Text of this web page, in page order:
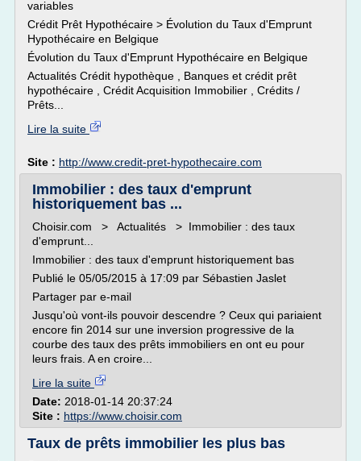
variables
Crédit Prêt Hypothécaire > Évolution du Taux d'Emprunt
Hypothécaire en Belgique
Évolution du Taux d'Emprunt Hypothécaire en Belgique
Actualités Crédit hypothèque , Banques et crédit prêt
hypothécaire , Crédit Acquisition Immobilier , Crédits /
Prêts...
Lire la suite
Site : http://www.credit-pret-hypothecaire.com
Immobilier : des taux d'emprunt
historiquement bas ...
Choisir.com > Actualités > Immobilier : des taux
d'emprunt...
Immobilier : des taux d'emprunt historiquement bas
Publié le 05/05/2015 à 17:09 par Sébastien Jaslet
Partager par e-mail
Jusqu'où vont-ils pouvoir descendre ? Ceux qui pariaient
encore fin 2014 sur une inversion progressive de la
courbe des taux des prêts immobiliers en ont eu pour
leurs frais. A en croire...
Lire la suite
Date: 2018-01-14 20:37:24
Site : https://www.choisir.com
Taux de prêts immobilier les plus bas